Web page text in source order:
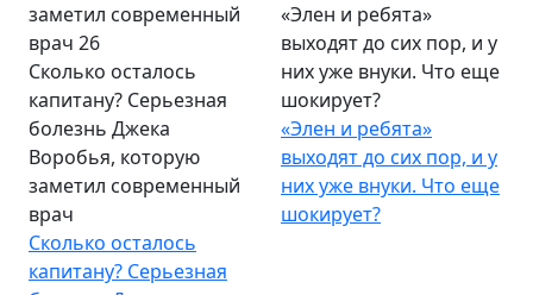
Сколько осталось
капитану? Серьезная
болезнь Джека
Воробья, которую
заметил современный
врач
Сколько осталось
капитану? Серьезная
«Элен и ребята»
выходят до сих пор, и у
них уже внуки. Что еще
шокирует?
«Элен и ребята»
выходят до сих пор, и у
них уже внуки. Что еще
шокирует?